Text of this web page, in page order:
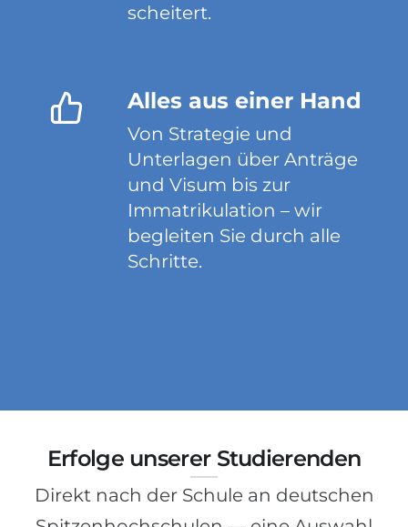
scheitert.
Alles aus einer Hand
Von Strategie und
Unterlagen über Anträge
und Visum bis zur
Immatrikulation – wir
begleiten Sie durch alle
Schritte.
Erfolge unserer Studierenden
Direkt nach der Schule an deutschen